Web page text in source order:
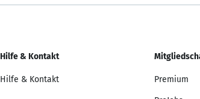
Hilfe & Kontakt
Hilfe & Kontakt Premium